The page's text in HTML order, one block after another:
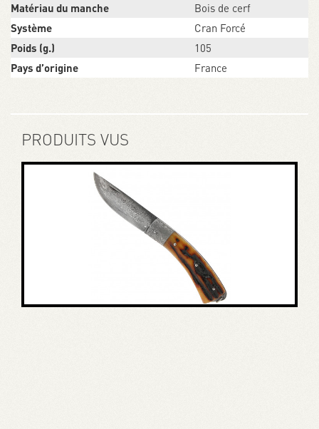
Matériau du manche
Bois de cerf
Système
Cran Forcé
Poids (g.)
105
Pays d’origine
France
PRODUITS VUS